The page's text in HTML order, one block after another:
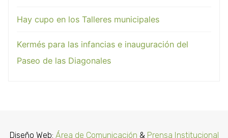
Hay cupo en los Talleres municipales
Kermés para las infancias e inauguración del
Paseo de las Diagonales
Diseño Web: Área de Comunicación & Prensa Institucional